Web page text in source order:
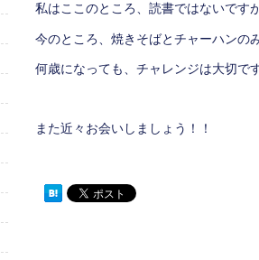
私はここのところ、読書ではないです
今のところ、焼きそばとチャーハンの
何歳になっても、チャレンジは大切です
また近々お会いしましょう！！